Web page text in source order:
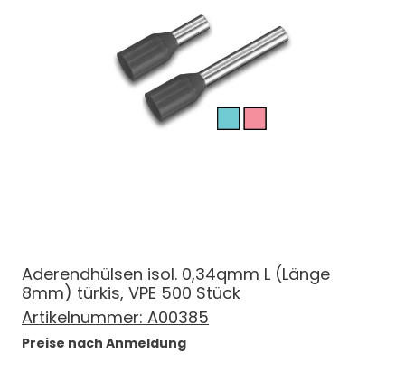
Aderendhülsen isol. 0,34qmm L (Länge
8mm) türkis, VPE 500 Stück
Artikelnummer: A00385
Preise nach Anmeldung